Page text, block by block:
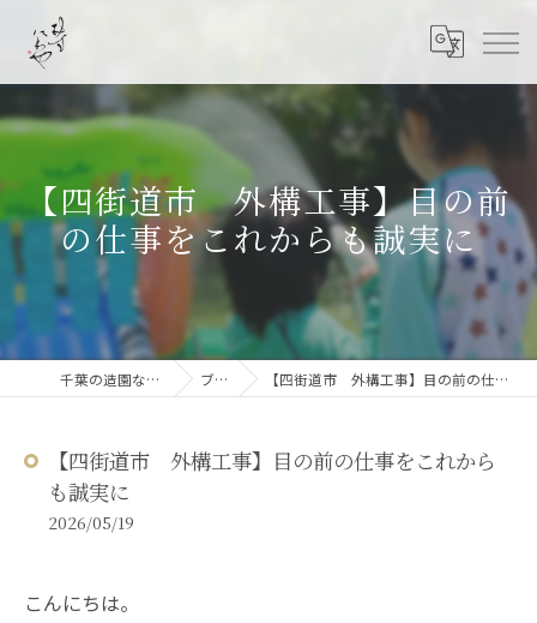
【四街道市 外構工事】目の前
の仕事をこれからも誠実に
千葉の造園なら結ニワ屋 ブログ 【四街道市 外構工事】目の前の仕事をこれからも誠実に
【四街道市 外構工事】目の前の仕事をこれから
も誠実に
2026/05/19
こんにちは。